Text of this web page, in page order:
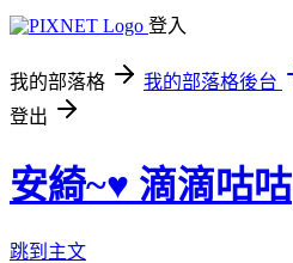
登入
我的部落格 我的部落格後台
登出
安綺~♥ 滴滴咕咕
跳到主文